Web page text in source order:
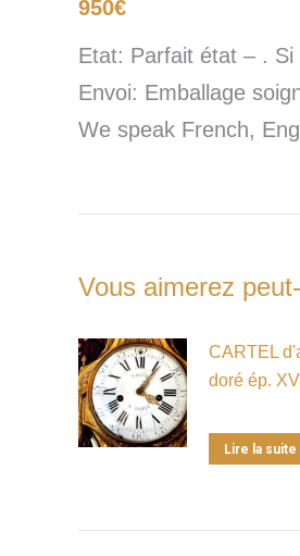
950€
Etat: Parfait état – .
Envoi: Emballage
We speak French,
Vous aimerez
CARTEL
doré ép.
Lire la suite